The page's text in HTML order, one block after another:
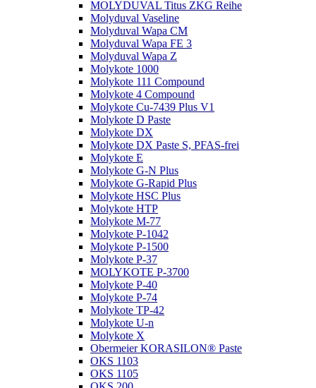
MOLYDUVAL Titus ZKG Reihe
Molyduval Vaseline
Molyduval Wapa CM
Molyduval Wapa FE 3
Molyduval Wapa Z
Molykote 1000
Molykote 111 Compound
Molykote 4 Compound
Molykote Cu-7439 Plus V1
Molykote D Paste
Molykote DX
Molykote DX Paste S, PFAS-frei
Molykote E
Molykote G-N Plus
Molykote G-Rapid Plus
Molykote HSC Plus
Molykote HTP
Molykote M-77
Molykote P-1042
Molykote P-1500
Molykote P-37
MOLYKOTE P-3700
Molykote P-40
Molykote P-74
Molykote TP-42
Molykote U-n
Molykote X
Obermeier KORASILON® Paste
OKS 1103
OKS 1105